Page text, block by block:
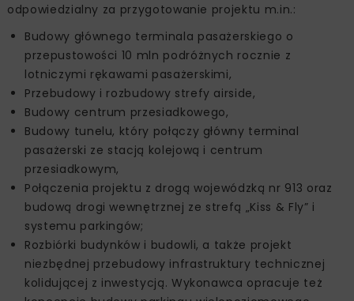
odpowiedzialny za przygotowanie projektu m.in.:
Budowy głównego terminala pasażerskiego o
przepustowości 10 mln podróżnych rocznie z
lotniczymi rękawami pasażerskimi,
Przebudowy i rozbudowy strefy airside,
Budowy centrum przesiadkowego,
Budowy tunelu, który połączy główny terminal
pasażerski ze stacją kolejową i centrum
przesiadkowym,
Połączenia projektu z drogą wojewódzką nr 913 oraz
budową drogi wewnętrznej ze strefą „Kiss & Fly” i
systemu parkingów;
Rozbiórki budynków i budowli, a także projekt
niezbędnej przebudowy infrastruktury technicznej
kolidującej z inwestycją. Wykonawca opracuje też